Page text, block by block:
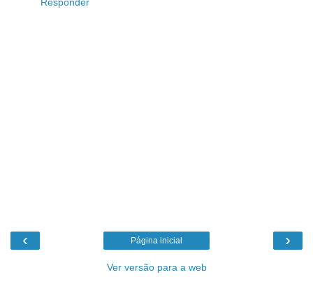
Responder
‹ ›
Página inicial
Ver versão para a web